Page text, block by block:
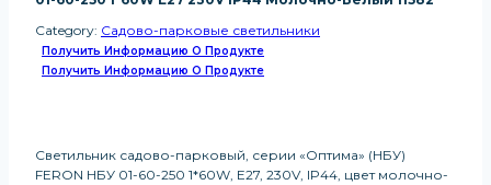
Category: Садово-парковые светильники
Получить Информацию О Продукте
Получить Информацию О Продукте
Светильник садово-парковый, серии «Оптима» (НБУ)
FERON НБУ 01-60-250 1*60W, E27, 230V, IP44, цвет молочно-